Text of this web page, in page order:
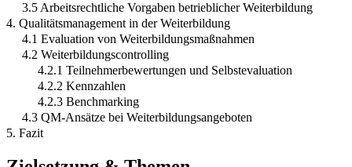
3.5 Arbeitsrechtliche Vorgaben betrieblicher Weiterbildung
4. Qualitätsmanagement in der Weiterbildung
4.1 Evaluation von Weiterbildungsmaßnahmen
4.2 Weiterbildungscontrolling
4.2.1 Teilnehmerbewertungen und Selbstevaluation
4.2.2 Kennzahlen
4.2.3 Benchmarking
4.3 QM-Ansätze bei Weiterbildungsangeboten
5. Fazit